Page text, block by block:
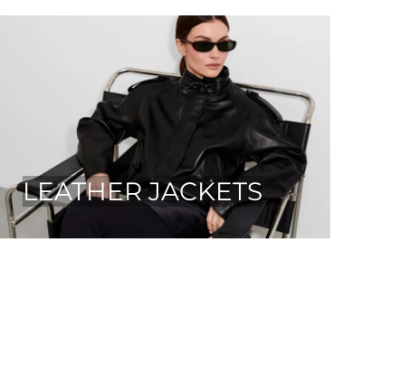
LEATHER JACKETS